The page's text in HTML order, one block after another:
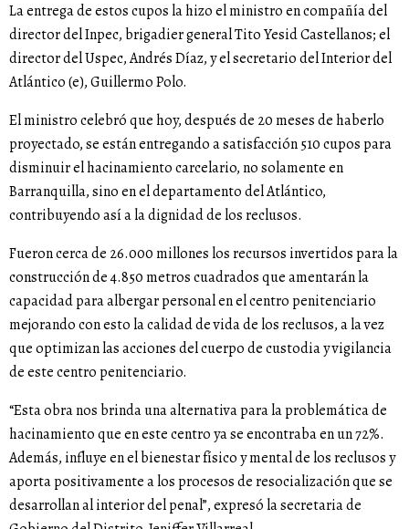
La entrega de estos cupos la hizo el ministro en compañía del
director del Inpec, brigadier general Tito Yesid Castellanos; el
director del Uspec, Andrés Díaz, y el secretario del Interior del
Atlántico (e), Guillermo Polo.
El ministro celebró que hoy, después de 20 meses de haberlo
proyectado, se están entregando a satisfacción 510 cupos para
disminuir el hacinamiento carcelario, no solamente en
Barranquilla, sino en el departamento del Atlántico,
contribuyendo así a la dignidad de los reclusos.
Fueron cerca de 26.000 millones los recursos invertidos para la
construcción de 4.850 metros cuadrados que amentarán la
capacidad para albergar personal en el centro penitenciario
mejorando con esto la calidad de vida de los reclusos, a la vez
que optimizan las acciones del cuerpo de custodia y vigilancia
de este centro penitenciario.
“Esta obra nos brinda una alternativa para la problemática de
hacinamiento que en este centro ya se encontraba en un 72%.
Además, influye en el bienestar físico y mental de los reclusos y
aporta positivamente a los procesos de resocialización que se
desarrollan al interior del penal”, expresó la secretaria de